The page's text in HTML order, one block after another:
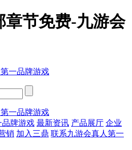
章节免费-九游会
一品牌游戏
一品牌游戏
品牌游戏 最新资讯 产品展厅 企业
销 加入三鼎 联系九游会真人第一